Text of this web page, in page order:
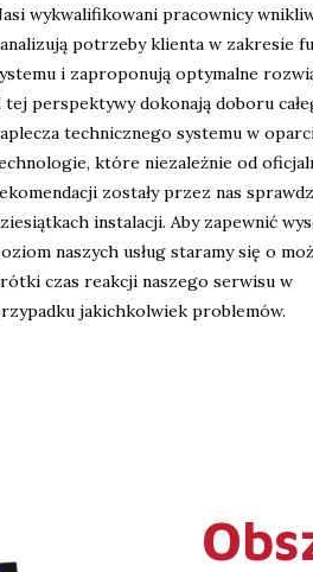
wykwalifikowani pracownicy
potrzeby klienta w zakresie
i zaproponują optymalne
tej perspektywy dokonają doboru
technicznego systemu w
które niezależnie od
zostały przez nas
instalacji. Aby zapewnić
naszych usług staramy się o
czas reakcji naszego serwisu w
jakichkolwiek problemów.